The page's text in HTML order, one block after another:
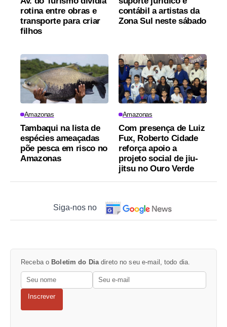
rotina entre obras e
transporte para criar
filhos
contábil a artistas da
Zona Sul neste sábado
Amazonas
Tambaqui na lista de
espécies ameaçadas
põe pesca em risco no
Amazonas
Amazonas
Com presença de Luiz
Fux, Roberto Cidade
reforça apoio a
projeto social de jiu-
jitsu no Ouro Verde
Siga-nos no
Receba o Boletim do Dia direto no seu e-mail, todo dia.
Inscrever